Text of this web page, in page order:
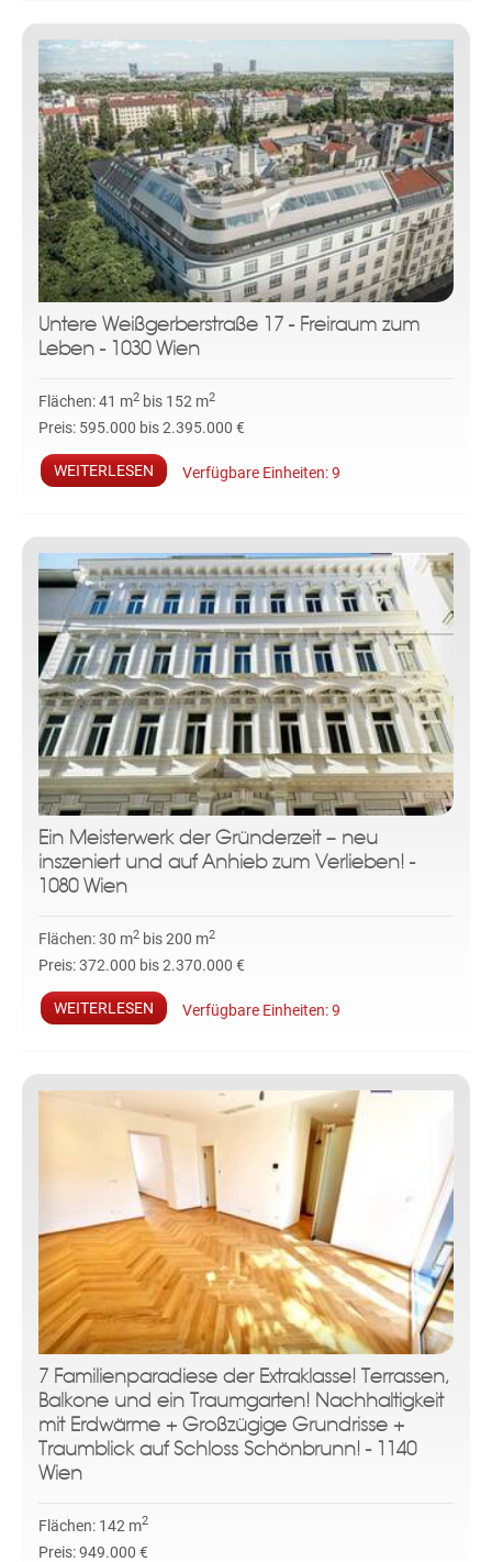
Untere Weißgerberstraße 17 - Freiraum zum
Leben - 1030 Wien
Flächen:41 m2 bis 152 m2
Preis: 595.000 bis 2.395.000 €
WEITERLESEN Verfügbare Einheiten:9
Ein Meisterwerk der Gründerzeit – neu
inszeniert und auf Anhieb zum Verlieben! -
1080 Wien
Flächen:30 m2 bis 200 m2
Preis:372.000 bis 2.370.000 €
WEITERLESEN Verfügbare Einheiten:9
7 Familienparadiese der Extraklasse! Terrassen,
Balkone und ein Traumgarten! Nachhaltigkeit
mit Erdwärme + Großzügige Grundrisse +
Traumblick auf Schloss Schönbrunn! - 1140
Wien
Flächen: 142 m2
Preis:949.000 €